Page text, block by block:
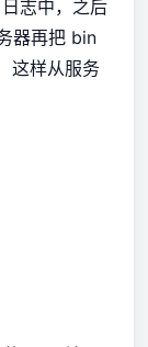
志中，之后
器再把 bin
这样从服务